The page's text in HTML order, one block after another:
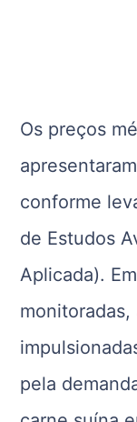
Os preços
conforme
de Estudos
Aplicada).
monitoradas,
pela